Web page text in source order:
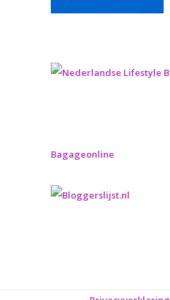
Bagageonline